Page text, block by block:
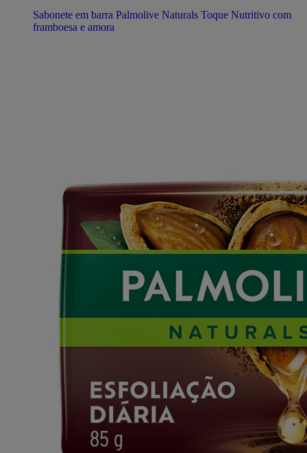
Sabonete em barra Palmolive Naturals Toque Nutritivo com
framboesa e amora